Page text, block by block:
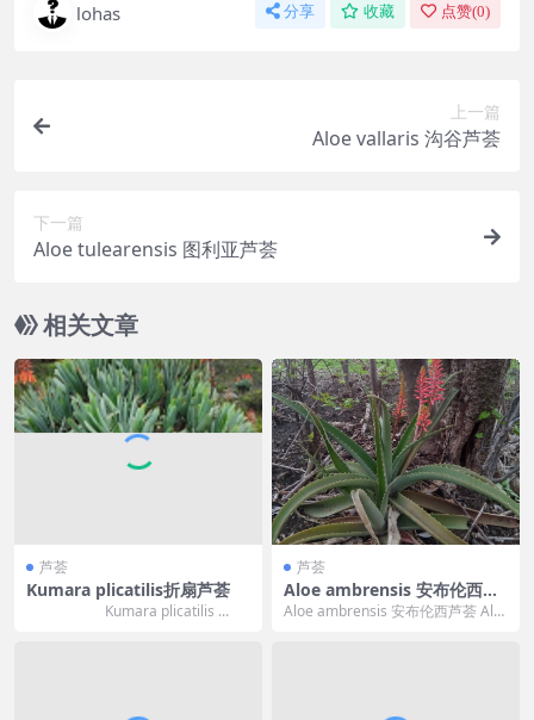
lohas 分享 收藏 点赞(0)
上一篇
Aloe vallaris 沟谷芦荟
下一篇
Aloe tulearensis 图利亚芦荟
相关文章
芦荟
Kumara plicatilis折扇芦荟
Kumara plicatilis ...
芦荟
Aloe ambrensis 安布伦西芦
荟
Aloe ambrensis 安布伦西芦荟 Alo